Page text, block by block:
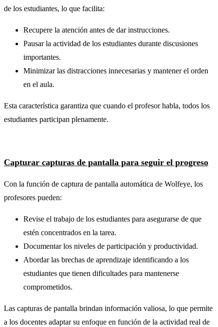
de los estudiantes, lo que facilita:
Recupere la atención antes de dar instrucciones.
Pausar la actividad de los estudiantes durante discusiones
importantes.
Minimizar las distracciones innecesarias y mantener el orden
en el aula.
Esta característica garantiza que cuando el profesor habla, todos los
estudiantes participan plenamente.
Capturar capturas de pantalla para seguir el progreso
Con la función de captura de pantalla automática de Wolfeye, los
profesores pueden:
Revise el trabajo de los estudiantes para asegurarse de que
estén concentrados en la tarea.
Documentar los niveles de participación y productividad.
Abordar las brechas de aprendizaje identificando a los
estudiantes que tienen dificultades para mantenerse
comprometidos.
Las capturas de pantalla brindan información valiosa, lo que permite
a los docentes adaptar su enfoque en función de la actividad real de